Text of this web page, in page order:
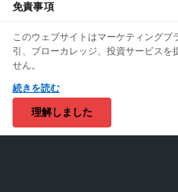
We use cookies to enhance
By continuing to use our
of cookies. See our
Accept
免責事項
このウェブサイトはマーケティングプ
引、ブローカレッジ、投資サービスを
せん。
続きを読む
理解しました